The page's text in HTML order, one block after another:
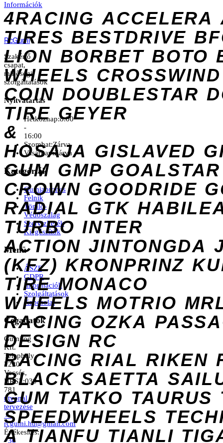
Információk
4RACING ACCELERA
TIRES BESTDRIVE
LION BORBET BOTO
WHEELS CROSSWIND
COIN DOUBLESTAR
TIRE GEYER
&
HOSAJA GISLAVED
GUM GMP GOALSTAR
CROWN GOODRIDE
RADIAL GTK
TURBO INTER
ACTION JINTONGDA
(KFZ) KRONPRINZ
TIRE MONACO
WHEELS MOTRIO
RACING OZKA
DESIGN RC
RACING RIAL RIKEN
BLACK SAETTA
GUM TATKO TAURUS
SPEEDWHEELS
A TIANFU TIANLI
RcGumi
Szakértő
csapat,
minőségi
szolgáltatások
Nyitvatartás
Hétköznap:8:00
-
16:00
Szombat:Zárva
Vasárnap:Zárva
Kategóriák
Gumiabroncs
Felnik
Tömlő-
Védőszalag
Szervizkerék
Kiegészítők
Menü
ÁSZF
GDPR
Információk
Szolgáltatások
Kapcsolat
Cégadatok
Gumilog
Kft.
Telephely
2220
Vecsés,
HRSZ:039
781
útvonal
tervezése
→
rcgumi.hu@gmail.com
Értékesítés:
+36